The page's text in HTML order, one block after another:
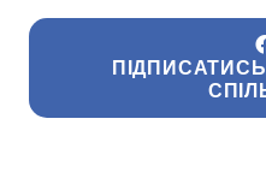
ПІДПИСАТИСЬ